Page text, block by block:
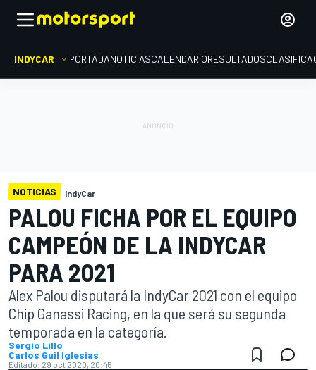
INDYCAR PORTADANOTICIASCALENDARIORESULTADOS
NOTICIAS IndyCar
PALOU FICHA POR EL EQUIPO
CAMPEÓN DE LA INDYCAR
PARA 2021
Alex Palou disputará la IndyCar 2021 con el equipo
Chip Ganassi Racing, en la que será su segunda
temporada en la categoría.
Sergio Lillo
Carlos Guil Iglesias
Editado: 29 oct 2020, 20:45